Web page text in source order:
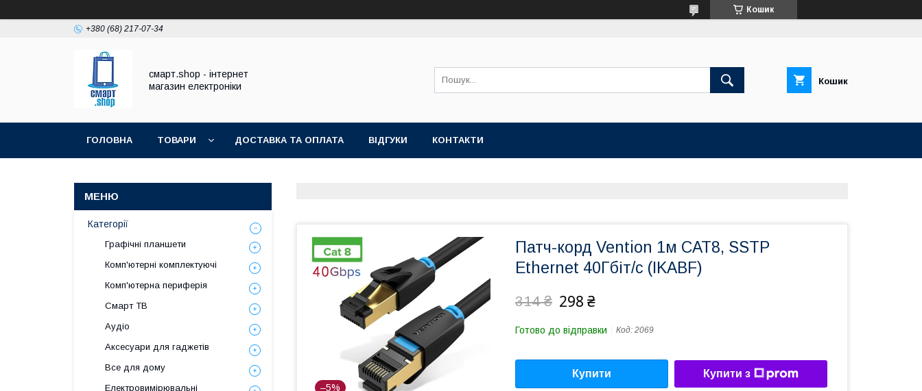
Кошик
+380 (68) 217-07-34
смарт.shop - інтернет
магазин електроніки
Кошик
ГОЛОВНА ТОВАРИ ДОСТАВКА ТА ОПЛАТА ВІДГУКИ КОНТАКТИ
–5%
Патч-корд Vention 1м CAT8, SSTP
Ethernet 40Гбіт/c (IKABF)
314 ₴ 298 ₴
Готово до відправки Код: 2069
Купити Купити з
Категорії
Графічні планшети
Комп'ютерні комплектуючі
Комп'ютерна периферія
Смарт ТВ
Аудіо
Аксесуари для гаджетів
Все для дому
Електровимірювальні